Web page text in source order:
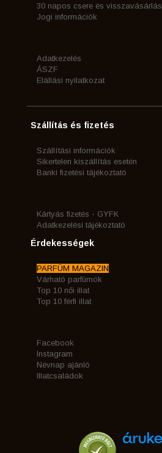
30 napos csere és visszavásárlás
Jogi információk
Adatkezelés
ÁSZF
Elállási nyilatkozat
Szállítás és fizetés
Szállítási információk
Sikertelen kiszállítás esetén
Banki fizetési tájékoztató
Kártyás fizetés - GYFK
Adatkezelési tájékoztató
Érdekességek
PARFÜM MAGAZIN
Várható parfümök
Top 10 női illat
Top 10 férfi illat
Facebook
Instagram
Névnap ajánló
Illatcsaládok